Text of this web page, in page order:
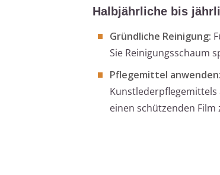
Halbjährliche bis
Gründliche Reinigung:
Sie Reinigungsschaum
Pflegemittel anwenden:
Kunstlederpflegemittels
einen schützenden Film